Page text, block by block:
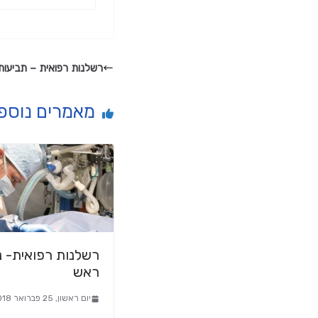
רשלנות רפואית –
מאמרים
רשלנות רפואית-
ראש
יום ראשון, 25 פברואר 2018, 17:59